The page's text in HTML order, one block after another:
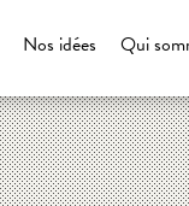
Qui
Nos idées